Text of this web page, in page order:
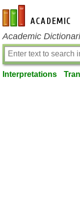
en-academic.com
Academic
Interpretations